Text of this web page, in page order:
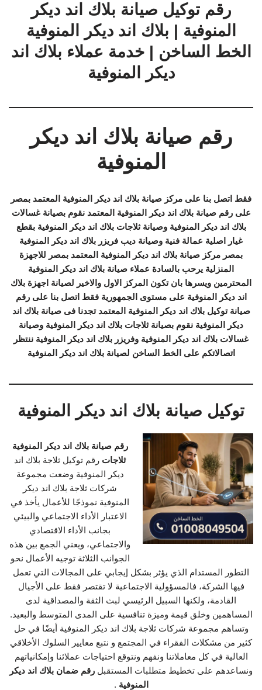
رقم توكيل صيانة بلاك اند ديكر
المنوفية | بلاك اند ديكر المنوفية
الخط الساخن | خدمة عملاء بلاك اند
ديكر المنوفية
رقم صيانة بلاك اند ديكر
المنوفية
فقط اتصل بنا على مركز صيانة بلاك اند ديكر المنوفية المعتمد بمصر
على رقم صيانة بلاك اند ديكر المنوفية المعتمد نقوم بصيانة غسالات
بلاك اند ديكر المنوفية وصيانة ثلاجات بلاك اند ديكر المنوفية بقطع
غيار اصلية عمالة فنية وصيانة ديب فريزر بلاك اند ديكر المنوفية
بمصر مركز صيانة بلاك اند ديكر المنوفية المعتمد بمصر للاجهزة
المنزلية يرحب بالسادة عملاء صيانة بلاك اند ديكر المنوفية
المحترمين ويسرها بان تكون المركز الاول والاخير لصيانة اجهزة بلاك
اند ديكر المنوفية على مستوى الجمهورية فقط اتصل بنا على رقم
صيانة توكيل بلاك اند ديكر المنوفية المعتمد تجدنا فى صيانة بلاك اند
ديكر المنوفية نقوم بصيانة ثلاجات بلاك اند ديكر المنوفية وصيانة
غسالات بلاك اند ديكر المنوفية وفريزر بلاك اند ديكر المنوفية ننتظر
اتصالاتكم على الخط الساخن لصيانة بلاك اند ديكر المنوفية
توكيل صيانة بلاك اند ديكر المنوفية
رقم صيانة بلاك اند ديكر المنوفية
ثلاجات رقم توكيل ثلاجة بلاك اند
ديكر المنوفية وضعت مجموعة
شركات ثلاجة بلاك اند ديكر
المنوفية نموذجًا للأعمال يأخذ في
الاعتبار الأداء الاجتماعي والبيئي
بجانب الأداء الاقتصادي
والاجتماعي، ويعني الجمع بين هذه
الجوانب الثلاثة توجيه الأعمال نحو
التطور المستدام الذي يؤثر بشكل إيجابي على المجالات التي تعمل
فيها الشركة، فالمسؤولية الاجتماعية لا تقتصر فقط على الأجيال
القادمة، ولكنها السبيل الرئيسي لبث الثقة والمصداقية لدى
المساهمين وخلق قيمة وميزة تنافسية على المدى المتوسط والبعيد.
وتساهم مجموعة شركات ثلاجة بلاك اند ديكر المنوفية أيضًا في حل
كثير من مشكلات الفقراء في المجتمع و نتبع معايير السلوك الأخلاقي
العالية في كل معاملاتنا ونفهم ونتوقع احتياجات عملائنا وإمكانياتهم
ونساعدهم على تخطيط متطلبات المستقبل رقم ضمان بلاك اند ديكر
المنوفية .